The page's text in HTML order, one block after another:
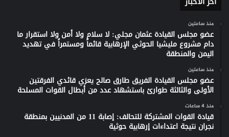
منذ ساعتين
عضو مجلس القيادة عثمان مجلي: لا سلام ولا أمن ولا استقرار ما
دام مشروع مليشيا الحوثي الإرهابية قائماً ومستمراً في تهديد
اليمن والمنطقة
منذ ساعتين
عضو مجلس القيادة الفريق طارق صالح يعزي قائدي الفرقتين
الأولى والثالثة طوارئ باستشهاد عدد من أبطال القوات المسلحة
منذ 4 ساعات
قيادة القوات المشتركة للتحالف: إصابة 11 من المدنيين بمنطقة
نجران نتيجة اعتداءات إرهابية حوثية